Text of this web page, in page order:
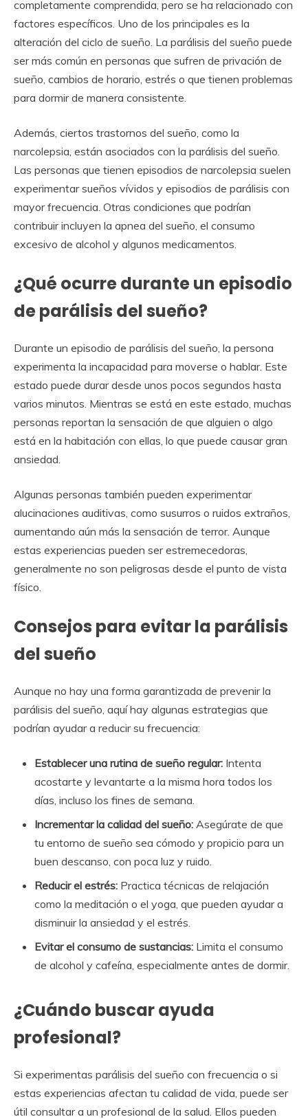
completamente comprendida, pero se ha relacionado con
factores específicos. Uno de los principales es la
alteración del ciclo de sueño. La parálisis del sueño puede
ser más común en personas que sufren de privación de
sueño, cambios de horario, estrés o que tienen problemas
para dormir de manera consistente.
Además, ciertos trastornos del sueño, como la
narcolepsia, están asociados con la parálisis del sueño.
Las personas que tienen episodios de narcolepsia suelen
experimentar sueños vívidos y episodios de parálisis con
mayor frecuencia. Otras condiciones que podrían
contribuir incluyen la apnea del sueño, el consumo
excesivo de alcohol y algunos medicamentos.
¿Qué ocurre durante un episodio
de parálisis del sueño?
Durante un episodio de parálisis del sueño, la persona
experimenta la incapacidad para moverse o hablar. Este
estado puede durar desde unos pocos segundos hasta
varios minutos. Mientras se está en este estado, muchas
personas reportan la sensación de que alguien o algo
está en la habitación con ellas, lo que puede causar gran
ansiedad.
Algunas personas también pueden experimentar
alucinaciones auditivas, como susurros o ruidos extraños,
aumentando aún más la sensación de terror. Aunque
estas experiencias pueden ser estremecedoras,
generalmente no son peligrosas desde el punto de vista
físico.
Consejos para evitar la parálisis
del sueño
Aunque no hay una forma garantizada de prevenir la
parálisis del sueño, aquí hay algunas estrategias que
podrían ayudar a reducir su frecuencia:
Establecer una rutina de sueño regular: Intenta
acostarte y levantarte a la misma hora todos los
días, incluso los fines de semana.
Incrementar la calidad del sueño: Asegúrate de que
tu entorno de sueño sea cómodo y propicio para un
buen descanso, con poca luz y ruido.
Reducir el estrés: Practica técnicas de relajación
como la meditación o el yoga, que pueden ayudar a
disminuir la ansiedad y el estrés.
Evitar el consumo de sustancias: Limita el consumo
de alcohol y cafeína, especialmente antes de dormir.
¿Cuándo buscar ayuda
profesional?
Si experimentas parálisis del sueño con frecuencia o si
estas experiencias afectan tu calidad de vida, puede ser
útil consultar a un profesional de la salud. Ellos pueden